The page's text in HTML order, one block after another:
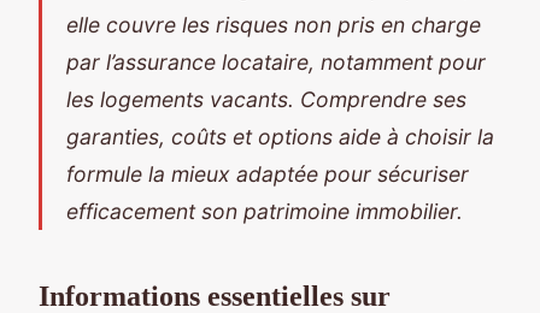
elle couvre les risques non pris en charge
par l’assurance locataire, notamment pour
les logements vacants. Comprendre ses
garanties, coûts et options aide à choisir la
formule la mieux adaptée pour sécuriser
efficacement son patrimoine immobilier.
Informations essentielles sur